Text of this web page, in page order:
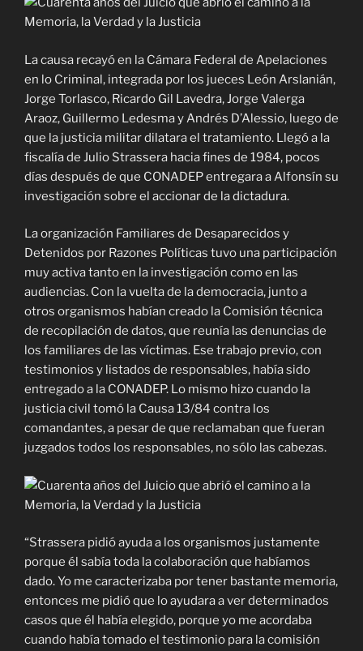
La causa recayó en la Cámara Federal de Apelaciones
en lo Criminal, integrada por los jueces León Arslanián,
Jorge Torlasco, Ricardo Gil Lavedra, Jorge Valerga
Araoz, Guillermo Ledesma y Andrés D’Alessio, luego de
que la justicia militar dilatara el tratamiento. Llegó a la
fiscalía de Julio Strassera hacia fines de 1984, pocos
días después de que CONADEP entregara a Alfonsín su
investigación sobre el accionar de la dictadura.
La organización Familiares de Desaparecidos y
Detenidos por Razones Políticas tuvo una participación
muy activa tanto en la investigación como en las
audiencias. Con la vuelta de la democracia, junto a
otros organismos habían creado la Comisión técnica
de recopilación de datos, que reunía las denuncias de
los familiares de las víctimas. Ese trabajo previo, con
testimonios y listados de responsables, había sido
entregado a la CONADEP. Lo mismo hizo cuando la
justicia civil tomó la Causa 13/84 contra los
comandantes, a pesar de que reclamaban que fueran
juzgados todos los responsables, no sólo las cabezas.
“Strassera pidió ayuda a los organismos justamente
porque él sabía toda la colaboración que habíamos
dado. Yo me caracterizaba por tener bastante memoria,
entonces me pidió que lo ayudara a ver determinados
casos que él había elegido, porque yo me acordaba
cuando había tomado el testimonio para la comisión